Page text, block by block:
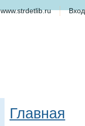
www.strdetlib.ru
Главная